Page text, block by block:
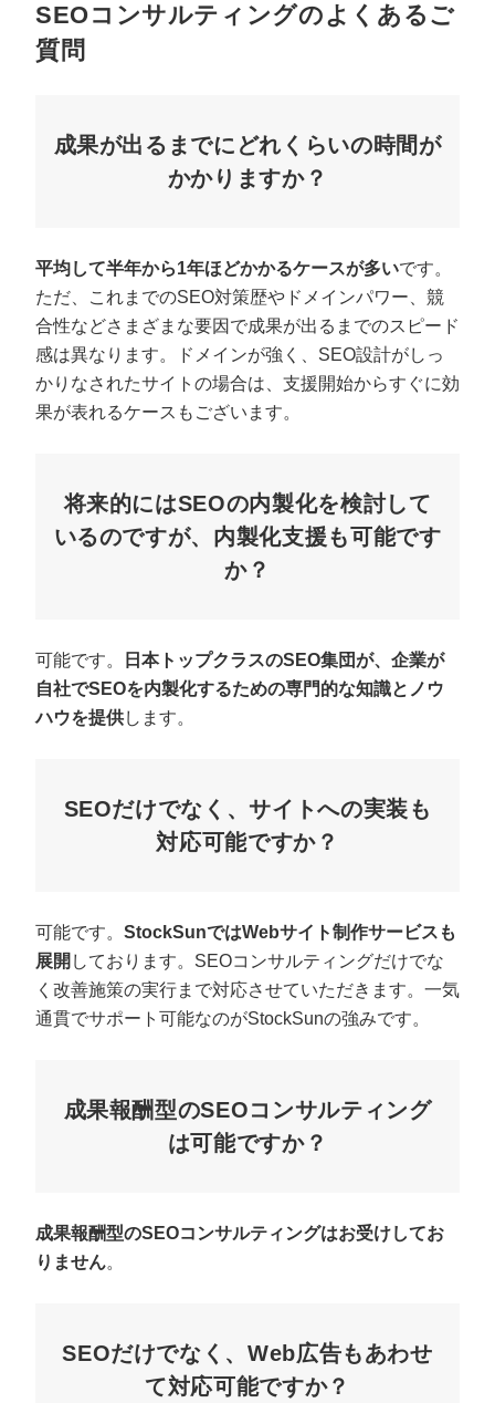
SEOコンサルティングのよくあるご
質問
成果が出るまでにどれくらいの時間が
かかりますか？
平均して半年から1年ほどかかるケースが多いです。
ただ、これまでのSEO対策歴やドメインパワー、競
合性などさまざまな要因で成果が出るまでのスピード
感は異なります。ドメインが強く、SEO設計がしっ
かりなされたサイトの場合は、支援開始からすぐに効
果が表れるケースもございます。
将来的にはSEOの内製化を検討して
いるのですが、内製化支援も可能です
か？
可能です。
日本トップクラスのSEO集団が、企業が
自社でSEOを内製化するための専門的な知識とノウ
ハウを提供します。
SEOだけでなく、サイトへの実装も
対応可能ですか？
可能です。 StockSunではWebサイト制作サービスも
展開 しております。SEOコンサルティングだけでな
く改善施策の実行まで対応させていただきます。一気
通貫でサポート可能なのがStockSunの強みです。
成果報酬型のSEOコンサルティング
は可能ですか？
成果報酬型のSEOコンサルティングはお受けしてお
りません。
SEOだけでなく、Web広告もあわせ
て対応可能ですか？